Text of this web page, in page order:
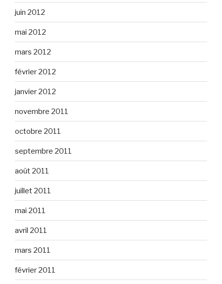
juin 2012
mai 2012
mars 2012
février 2012
janvier 2012
novembre 2011
octobre 2011
septembre 2011
août 2011
juillet 2011
mai 2011
avril 2011
mars 2011
février 2011